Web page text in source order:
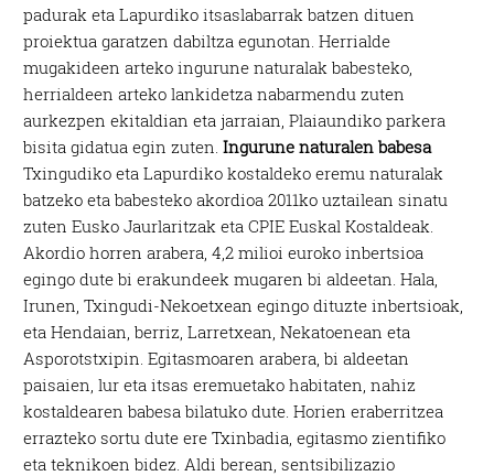
padurak eta Lapurdiko itsaslabarrak batzen dituen
proiektua garatzen dabiltza egunotan. Herrialde
mugakideen arteko ingurune naturalak babesteko,
herrialdeen arteko lankidetza nabarmendu zuten
aurkezpen ekitaldian eta jarraian, Plaiaundiko parkera
bisita gidatua egin zuten.Ingurune naturalen babesa
Txingudiko eta Lapurdiko kostaldeko eremu naturalak
batzeko eta babesteko akordioa 2011ko uztailean sinatu
zuten Eusko Jaurlaritzak eta CPIE Euskal Kostaldeak.
Akordio horren arabera, 4,2 milioi euroko inbertsioa
egingo dute bi erakundeek mugaren bi aldeetan. Hala,
Irunen, Txingudi-Nekoetxean egingo dituzte inbertsioak,
eta Hendaian, berriz, Larretxean, Nekatoenean eta
Asporotstxipin. Egitasmoaren arabera, bi aldeetan
paisaien, lur eta itsas eremuetako habitaten, nahiz
kostaldearen babesa bilatuko dute. Horien eraberritzea
errazteko sortu dute ere Txinbadia, egitasmo zientifiko
eta teknikoen bidez. Aldi berean, sentsibilizazio